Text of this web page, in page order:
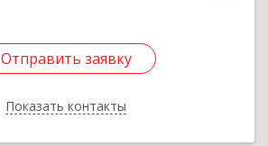
Отправить заявку
Показать контакты
Отправить заявку
Назад